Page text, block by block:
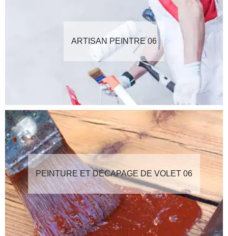
ARTISAN PEINTRE 06
PEINTURE ET DÉCAPAGE DE VOLET 06